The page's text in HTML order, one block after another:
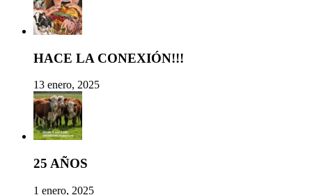
HACE LA CONEXIÓN!!!
13 enero, 2025
25 AÑOS
1 enero, 2025